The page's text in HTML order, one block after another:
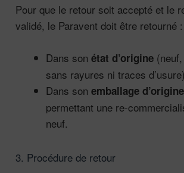
Pour que le retour soit accepté et le
validé, le Paravent doit être retourné :
Dans sonétat d’origine
sans rayures ni traces
Dans sonemballage d’origine
permettant une re-
neuf.
3. Procédure de retour